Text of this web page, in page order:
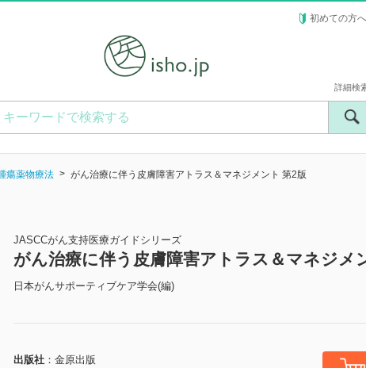
初めての方へ
詳細検
瘍薬物療法 がん治療に伴う皮膚障害アトラス＆マネジメント 第2版
JASCCがん支持医療ガイドシリーズ
がん治療に伴う皮膚障害アトラス＆マネジメ
日本がんサポーティブケア学会(編)
出版社
金原出版